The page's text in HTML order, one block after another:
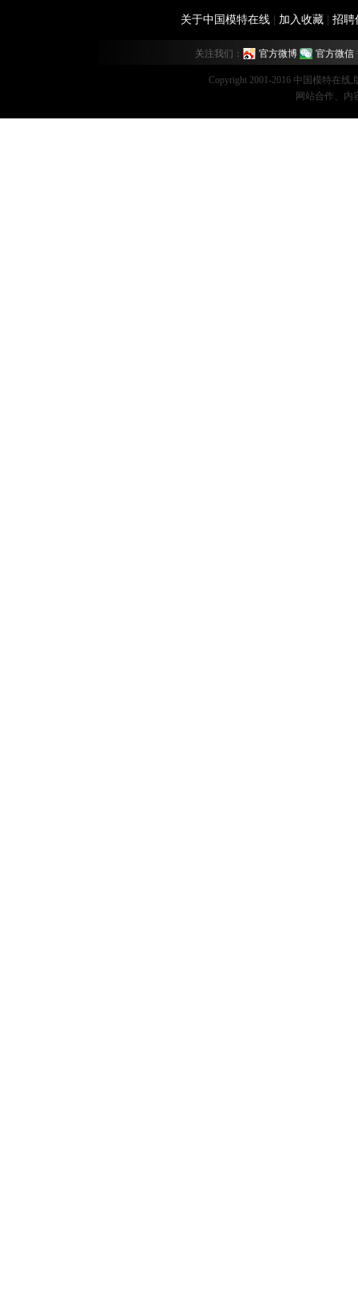
关于中国模特在线 加入收藏 招聘
关注我们： 官方微博 官方微信
Copyright 2001-2016 中国模特在线
网站合作、内